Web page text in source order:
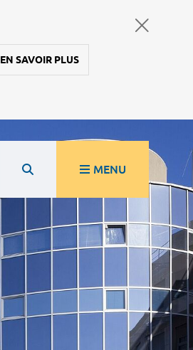
EN SAVOIR PLUS
MENU